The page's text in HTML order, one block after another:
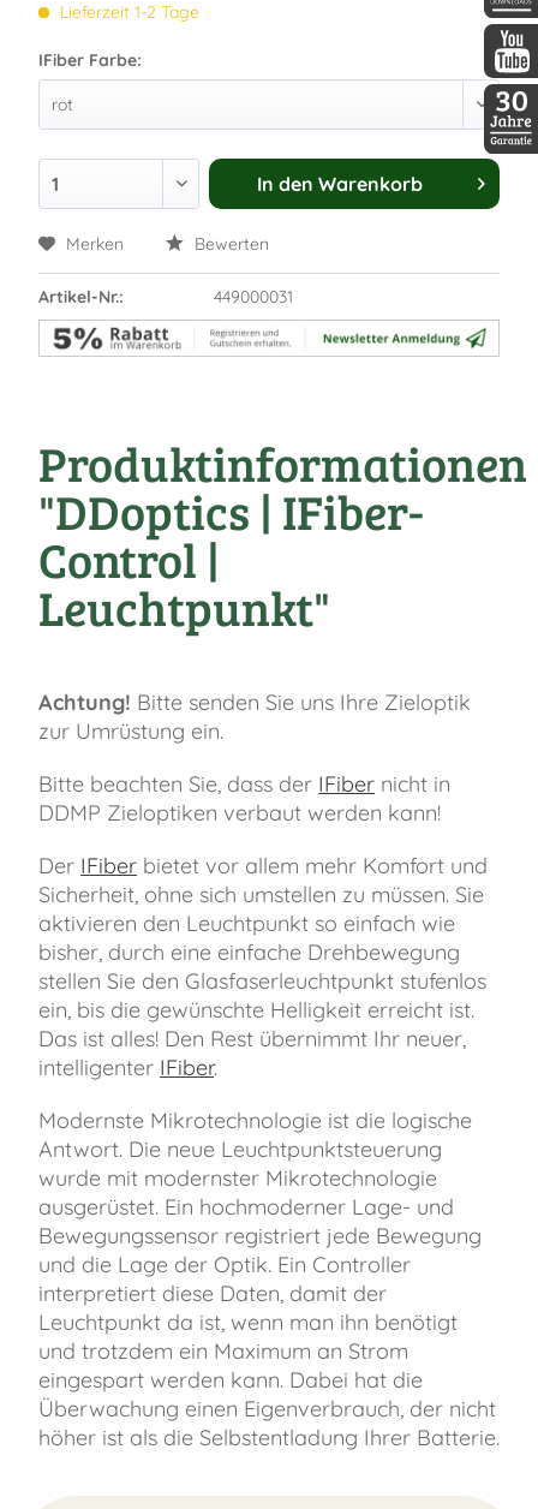
Lieferzeit 1-2 Tage
IFiber Farbe:
In den Warenkorb
Merken Bewerten
Artikel-Nr.: 449000031
Produktinformationen
"DDoptics | IFiber-
Control |
Leuchtpunkt"
Achtung! Bitte senden Sie uns Ihre Zieloptik
zur Umrüstung ein.
Bitte beachten Sie, dass der IFiber nicht in
DDMP Zieloptiken verbaut werden kann!
Der IFiber bietet vor allem mehr Komfort und
Sicherheit, ohne sich umstellen zu müssen. Sie
aktivieren den Leuchtpunkt so einfach wie
bisher, durch eine einfache Drehbewegung
stellen Sie den Glasfaserleuchtpunkt stufenlos
ein, bis die gewünschte Helligkeit erreicht ist.
Das ist alles! Den Rest übernimmt Ihr neuer,
intelligenter IFiber.
Modernste Mikrotechnologie ist die logische
Antwort. Die neue Leuchtpunktsteuerung
wurde mit modernster Mikrotechnologie
ausgerüstet. Ein hochmoderner Lage- und
Bewegungssensor registriert jede Bewegung
und die Lage der Optik. Ein Controller
interpretiert diese Daten, damit der
Leuchtpunkt da ist, wenn man ihn benötigt
und trotzdem ein Maximum an Strom
eingespart werden kann. Dabei hat die
Überwachung einen Eigenverbrauch, der nicht
höher ist als die Selbstentladung Ihrer Batterie.
30